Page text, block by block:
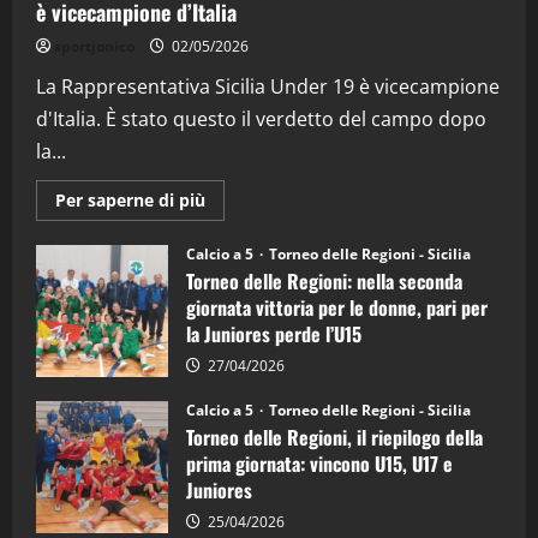
"SportEmpire" in Podcast
“SportEmpire” in Podcast: 26^ Puntata
08/04/2026
è vicecampione d’Italia
02/05/2026
La Rappresentativa Sicilia Under 19 è vicecampione
d'Italia. È stato questo il verdetto del campo dopo
la...
Per saperne di più
informazioni
Torneo
delle
Regioni
di
calcio
a
5:
la
Juniores
è
vicecampione
d’Italia
Calcio a 5 Torneo delle Regioni - Sicilia
Torneo delle Regioni: nella seconda
giornata vittoria per le donne, pari per
la Juniores perde l’U15
27/04/2026
Calcio a 5 Torneo delle Regioni - Sicilia
Torneo delle Regioni, il riepilogo della
prima giornata: vincono U15, U17 e
Juniores
25/04/2026